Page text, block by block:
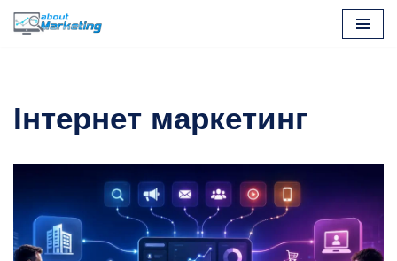
Інтернет маркетинг